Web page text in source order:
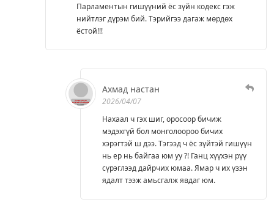
Парламентын гишүүний ёс зүйн кодекс гэж
нийтлэг дүрэм бий. Тэрийгээ дагаж мөрдөх
ёстой!!!
Ахмад настан
2026/04/07
Нахаал ч гэх шиг, оросоор бичиж
мэдэхгүй бол монголоороо бичих
хэрэгтэй ш дээ. Тэгээд ч ёс зүйтэй гишүүн
нь ер нь байгаа юм уу ?! Ганц хүүхэн рүү
сүрэглээд дайрчих юмаа. Ямар ч их үзэн
ядалт тээж амьсгалж явдаг юм.